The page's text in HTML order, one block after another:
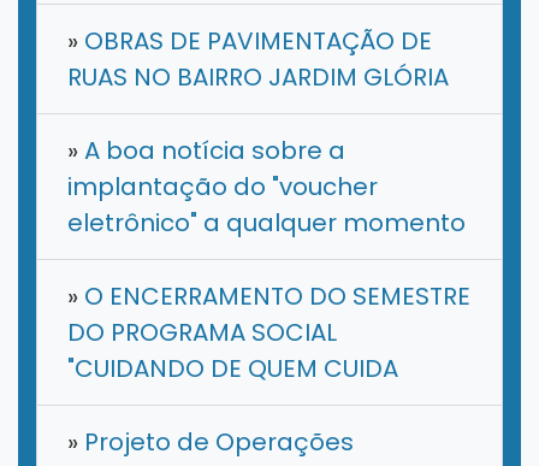
» OBRAS DE PAVIMENTAÇÃO DE
RUAS NO BAIRRO JARDIM GLÓRIA
»A boa notícia sobre a
implantação do "voucher
eletrônico" a qualquer momento
» O ENCERRAMENTO DO SEMESTRE
DO PROGRAMA SOCIAL
"CUIDANDO DE QUEM CUIDA
» Projeto de Operações